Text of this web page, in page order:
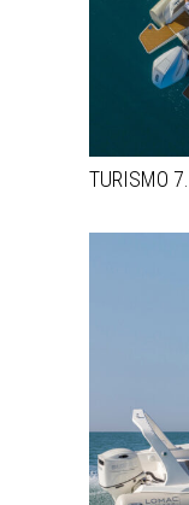
TURISMO